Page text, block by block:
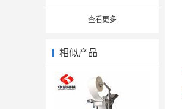
查看更多
相似产品